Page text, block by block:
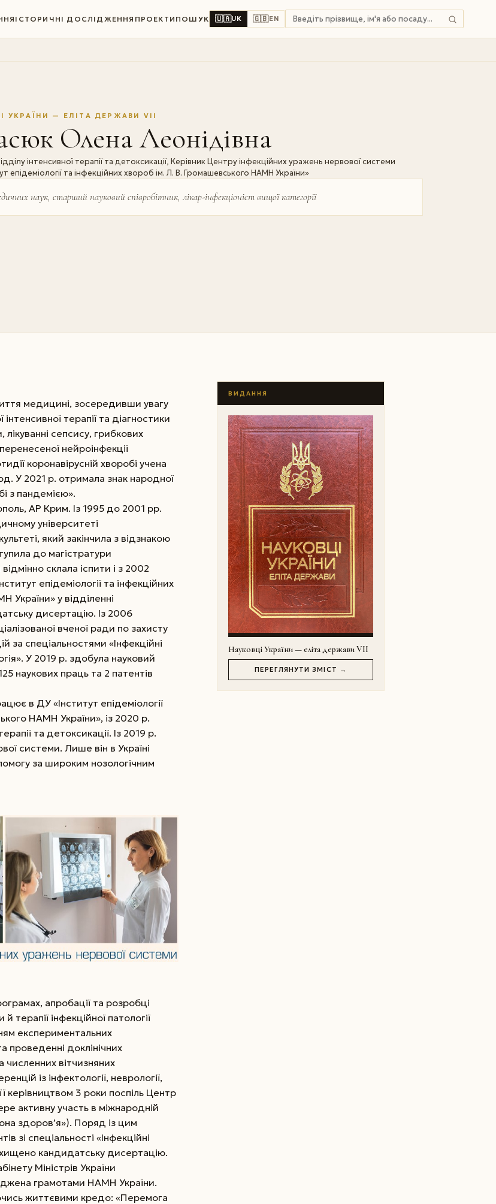
ІСТОРИЧНІ ДОСЛІДЖЕННЯ ПРОЕКТИ ПОШУК 🇺🇦UK 🇬🇧EN
УКРАЇНИ — ЕЛІТА ДЕРЖАВИ VII
Олена Леонідівна
інтенсивної терапії та детоксикації, Керівник Центру інфекційних уражень нервової системи
епідеміології та інфекційних хвороб ім. Л. В. Громашевського НАМН України»
наук, старший науковий співробітник, лікар-інфекціоніст вищої категорії
медицині, зосередивши увагу
терапії та діагностики
сепсису, грибкових
нейро­інфекції
коронавірусній хворобі учена
У 2021 р. отримала знак народної
з пандемією».
АР Крим. Із 1995 до 2001 рр.
університеті
який закінчила з відзнакою
до магістратури
склала іспити і з 2002
епідеміо­логії та інфекційних
України» у відділенні
дисер­тацію. Із 2006
вченої ради по захисту
за спеціальностями «Інфекційні
У 2019 р. здобула науковий
наукових праць та 2 патентів
в ДУ «Інститут епідеміології
НАМН України», із 2020 р.
та детоксикації. Із 2019 р.
системи. Лише він в Україні
за широким нозологічним
апробації та розробці
терапії інфекційної патології
експериментальних
проведенні доклінічних
численних вітчизняних
із інфектології, неврології,
керівництвом 3 роки поспіль Центр
активну участь в міжнародній
здоров’я»). Поряд із цим
зі спеціальності «Інфекційні
кандидатську дисертацію.
Міністрів України
грамотами НАМН України.
життєвими кредо: «Перемога
ВИДАННЯ
Науковці України — еліта держави VII
ПЕРЕГЛЯНУТИ ЗМІСТ →